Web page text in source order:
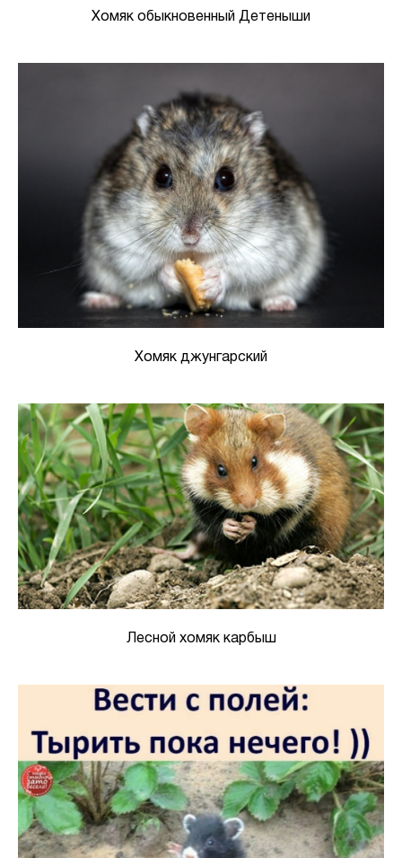
Хомяк обыкновенный Детеныши
Хомяк джунгарский
Лесной хомяк карбыш